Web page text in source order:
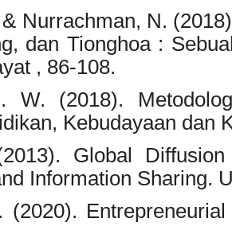
Nurrachman, N.
dan Tionghoa :
, 86-108.
W. (2018).
Kebudayaan dan
Global
Information Sharing.
(2020).